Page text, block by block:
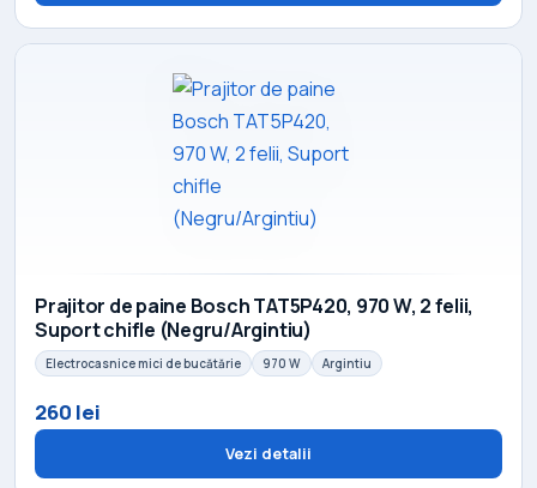
Prajitor de paine Bosch TAT5P420, 970 W, 2 felii,
Suport chifle (Negru/Argintiu)
Electrocasnice mici de bucătărie 970 W Argintiu
260 lei
Vezi detalii